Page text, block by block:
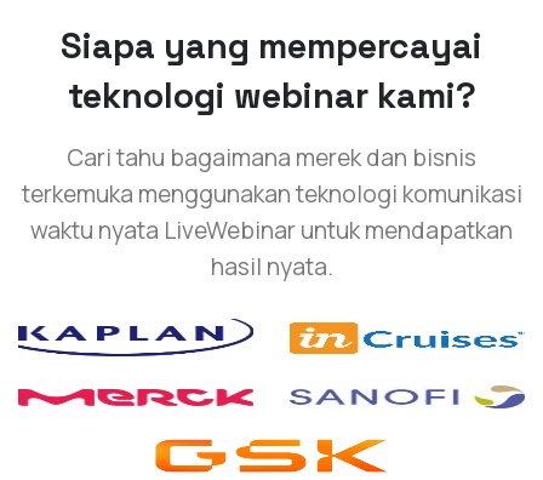
Siapa yang mempercayai
teknologi webinar kami?
Cari tahu bagaimana merek dan bisnis
terkemuka menggunakan teknologi komunikasi
waktu nyata LiveWebinar untuk mendapatkan
hasil nyata.